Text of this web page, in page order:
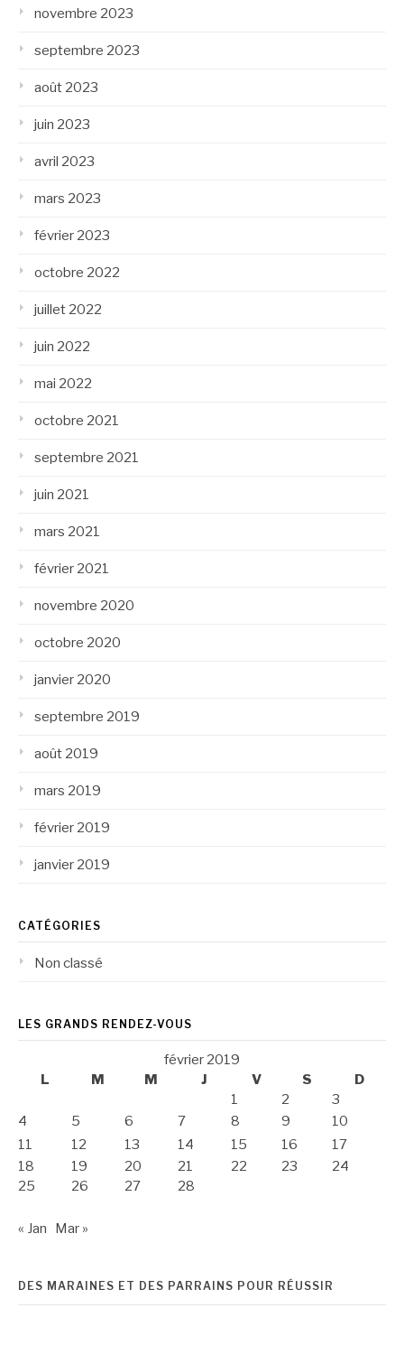
novembre 2023
septembre 2023
août 2023
juin 2023
avril 2023
mars 2023
février 2023
octobre 2022
juillet 2022
juin 2022
mai 2022
octobre 2021
septembre 2021
juin 2021
mars 2021
février 2021
novembre 2020
octobre 2020
janvier 2020
septembre 2019
août 2019
mars 2019
février 2019
janvier 2019
CATÉGORIES
Non classé
LES GRANDS RENDEZ-VOUS
février 2019
L
M M J V S
D
1
2
3
4
5 6 7 8 9
10
11
12 13 14 15 16
17
18
19 20 21 22 23
24
25
26 27 28
« Jan Mar »
DES MARAINES ET DES PARRAINS POUR RÉUSSIR